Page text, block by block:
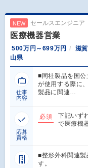
NEW セールスエンジニア
医療機器営業
500万円～699万円
滋
山県
仕事
内容
■同社製品を国
が使用する際に
製品に関連…
応募
資格
必須
下記いず
で医療機
■整形外科関連
す。